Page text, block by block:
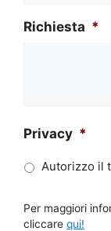
Richiesta *
Privacy *
Autorizzo il
Per maggiori
cliccare qui!